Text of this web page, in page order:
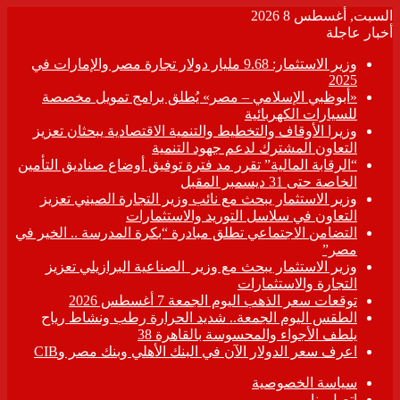
السبت, أغسطس 8 2026
أخبار عاجلة
وزير الاستثمار: 9.68 مليار دولار تجارة مصر والإمارات في
2025
«أبوظبي الإسلامي – مصر» يُطلق برامج تمويل مخصصة
للسيارات الكهربائية
وزيرا الأوقاف والتخطيط والتنمية الاقتصادية يبحثان تعزيز
التعاون المشترك لدعم جهود التنمية
“الرقابة المالية” تقرر مد فترة توفيق أوضاع صناديق التأمين
الخاصة حتى 31 ديسمبر المقبل
وزير الاستثمار يبحث مع نائب وزير التجارة الصيني تعزيز
التعاون في سلاسل التوريد والاستثمارات
التضامن الاجتماعي تطلق مبادرة “بكرة المدرسة .. الخير في
مصر”
وزير الاستثمار يبحث مع وزير الصناعية البرازيلي تعزيز
التجارة والاستثمارات
توقعات سعر الذهب اليوم الجمعة 7 أغسطس 2026
الطقس اليوم الجمعة.. شديد الحرارة رطب ونشاط رياح
يلطف الأجواء والمحسوسة بالقاهرة 38
اعرف سعر الدولار الآن في البنك الأهلي وبنك مصر وCIB
سياسة الخصوصية